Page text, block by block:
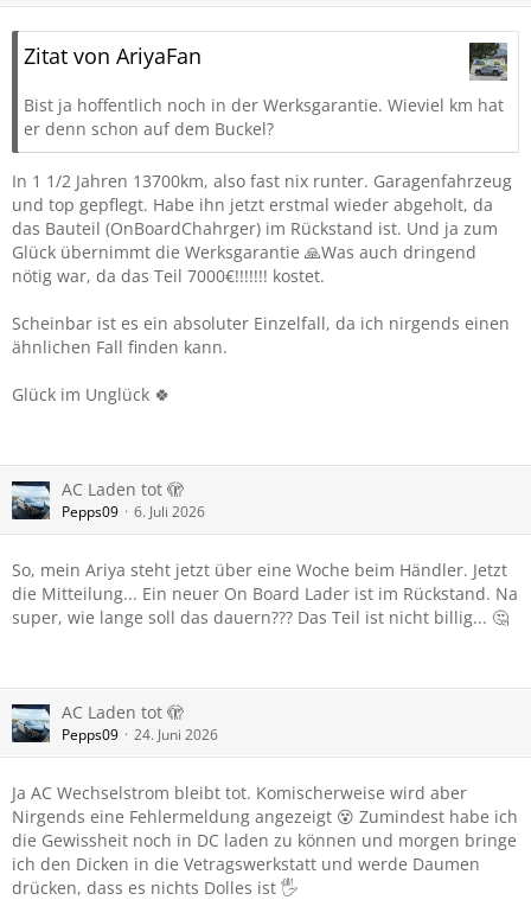
Zitat von AriyaFan
Bist ja hoffentlich noch in der Werksgarantie. Wieviel km hat
er denn schon auf dem Buckel?
In 1 1/2 Jahren 13700km, also fast nix runter. Garagenfahrzeug
und top gepflegt. Habe ihn jetzt erstmal wieder abgeholt, da
das Bauteil (OnBoardChahrger) im Rückstand ist. Und ja zum
Glück übernimmt die Werksgarantie 🙏Was auch dringend
nötig war, da das Teil 7000€!!!!!!! kostet.
Scheinbar ist es ein absoluter Einzelfall, da ich nirgends einen
ähnlichen Fall finden kann.
Glück im Unglück 🍀
AC Laden tot 🫣
Pepps09 6. Juli 2026
So, mein Ariya steht jetzt über eine Woche beim Händler. Jetzt
die Mitteilung... Ein neuer On Board Lader ist im Rückstand. Na
super, wie lange soll das dauern??? Das Teil ist nicht billig... 🤔
AC Laden tot 🫣
Pepps09 24. Juni 2026
Ja AC Wechselstrom bleibt tot. Komischerweise wird aber
Nirgends eine Fehlermeldung angezeigt 😵 Zumindest habe ich
die Gewissheit noch in DC laden zu können und morgen bringe
ich den Dicken in die Vetragswerkstatt und werde Daumen
drücken, dass es nichts Dolles ist 🖐️